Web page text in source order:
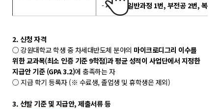
POLAR expert
POLAR edu
경진대회
POLARIS LOC
-재학 중 일반과정 1번, 부전공 2번, 복수
2. 신청 자격
○ 강원대학교 학생 중 차세대반도체 분야의 마이크로디그리 이수를
위한 교과목(최소 인증 기준 9학점)과 평균 성적이 사업단에서 지정한
지급안 기준 (GPA 3.2)에 충족하는 자
○ 지급 학기 등록자 (※ 수료생, 졸업생 및 휴학생은 제외)
3. 선발 기준 및 지급안, 제출서류 등